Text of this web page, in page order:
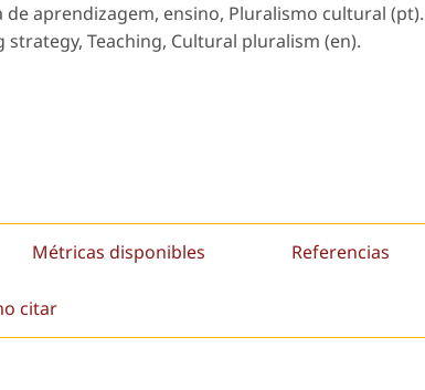
de aprendizagem, ensino, Pluralismo cultural (pt).
Teaching, Cultural pluralism (en).
Métricas disponibles Referencias
citar